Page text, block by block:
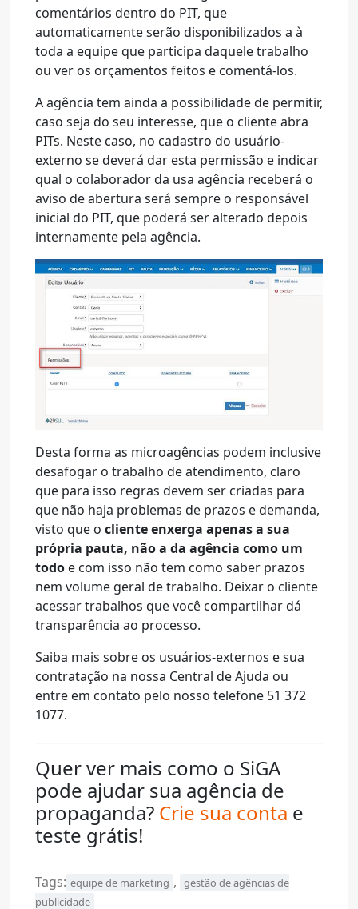
comentários dentro do PIT, que
automaticamente serão disponibilizados a à
toda a equipe que participa daquele trabalho
ou ver os orçamentos feitos e comentá-los.
A agência tem ainda a possibilidade de permitir,
caso seja do seu interesse, que o cliente abra
PITs. Neste caso, no cadastro do usuário-
externo se deverá dar esta permissão e indicar
qual o colaborador da usa agência receberá o
aviso de abertura será sempre o responsável
inicial do PIT, que poderá ser alterado depois
internamente pela agência.
Desta forma as microagências podem inclusive
desafogar o trabalho de atendimento, claro
que para isso regras devem ser criadas para
que não haja problemas de prazos e demanda,
visto que o cliente enxerga apenas a sua
própria pauta, não a da agência como um
todo e com isso não tem como saber prazos
nem volume geral de trabalho. Deixar o cliente
acessar trabalhos que você compartilhar dá
transparência ao processo.
Saiba mais sobre os usuários-externos e sua
contratação na nossa Central de Ajuda ou
entre em contato pelo nosso telefone 51 372
1077.
Quer ver mais como o SiGA
pode ajudar sua agência de
propaganda? Crie sua conta e
teste grátis!
Tags: equipe de marketing , gestão de agências de
publicidade